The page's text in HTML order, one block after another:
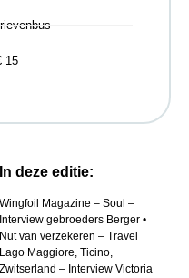
In deze editie:
Wingfoil Magazine – Soul –
Interview gebroeders Berger •
Nut van verzekeren – Travel
Lago Maggiore, Ticino,
Zwitserland – Interview Victoria
15